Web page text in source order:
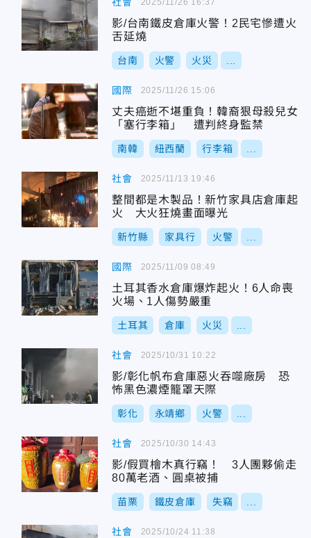
影/台南鐵皮倉庫火警！2民宅慘遭火
舌延燒
台南 火警 火災
國際
丈夫癌逝不堪重負！韓裔狠母殺兒女
「塞行李箱」 遭判終身監禁
南韓 紐西蘭 行李箱
2025/11/26 15:06
社會
整間都是木製品！新竹家具店倉庫起
火 大火狂燒畫面曝光
新竹縣 家具行 火警
2025/11/13 19:46
國際
土耳其香水倉庫爆炸起火！6人命喪
火場、1人傷勢嚴重
土耳其 倉庫 火災
2025/11/09 08:49
社會
影/彰化帆布倉庫惡火吞噬廠房 恐
怖黑色濃煙籠罩天際
彰化 永靖鄉 火警
2025/10/31 10:22
社會
影/假買檜木真行竊！ 3人團夥偷走
80萬老酒、圓桌被捕
苗栗 鐵皮倉庫 失竊
2025/10/30 14:43
社會 2025/10/24 11:38